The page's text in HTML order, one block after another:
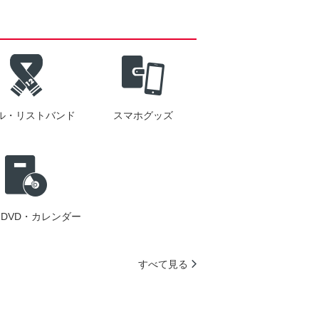
・リストバンド スマホグッズ
・カレンダー
すべて見る